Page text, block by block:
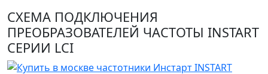
СХЕМА ПОДКЛЮЧЕНИЯ
ПРЕОБРАЗОВАТЕЛЕЙ ЧАСТОТЫ INSTART
СЕРИИ LCI